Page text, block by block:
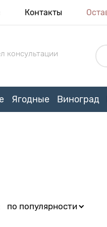
Контакты
консультации
Ягодные Виноград
по популярности